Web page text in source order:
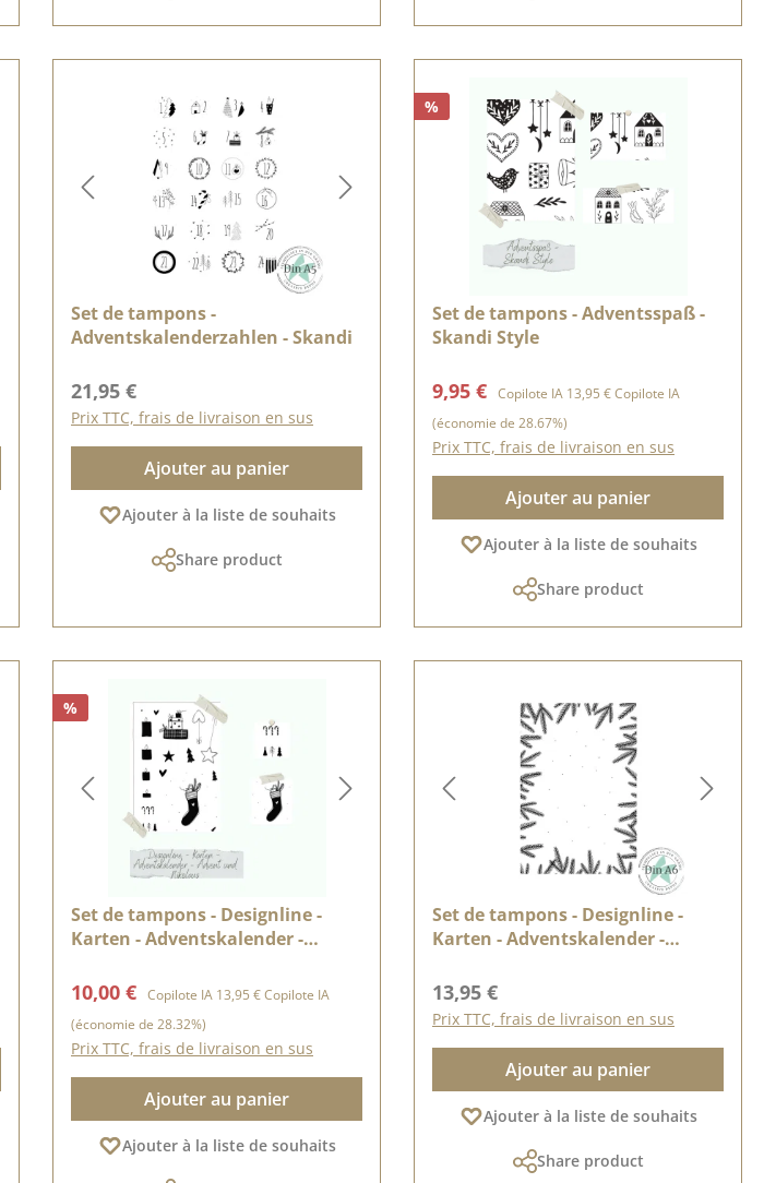
Set de tampons -
Adventskalenderzahlen - Skandi
Prix régulier :
21,95 €
Prix TTC, frais de livraison en sus
Ajouter au panier
Ajouter à la liste de souhaits
Share product
%
Set de tampons - Adventsspaß -
Skandi Style
Prix de vente :
9,95 € Copilote IA Prix régulier :
13,95 €Copilote IA
(économie de 28.67%)
Prix TTC, frais de livraison en sus
Ajouter au panier
Ajouter à la liste de souhaits
Share product
%
Set de tampons - Designline -
Karten - Adventskalender -
Prix de vente :
10,00 € Copilote IA Prix régulier :
13,95 €Copilote IA
(économie de 28.32%)
Prix TTC, frais de livraison en sus
Ajouter au panier
Ajouter à la liste de souhaits
Set de tampons - Designline -
Karten - Adventskalender -
Prix régulier :
13,95 €
Prix TTC, frais de livraison en sus
Ajouter au panier
Ajouter à la liste de souhaits
Share product